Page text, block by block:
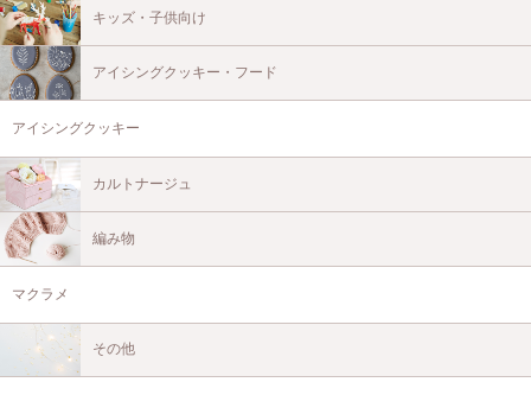
キッズ・子供向け
アイシングクッキー・フード
アイシングクッキー
カルトナージュ
編み物
マクラメ
その他